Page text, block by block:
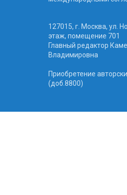
127015, г. Москва, ул.
этаж, помещение 701
Главный редактор
Владимировна
Приобретение
(доб.8800)